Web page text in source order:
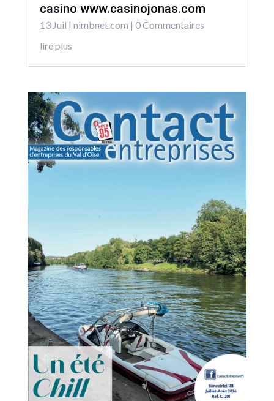
casino www.casinojonas.com
13 Juil | nimbnet.com | 0 Commentaires
lire plus